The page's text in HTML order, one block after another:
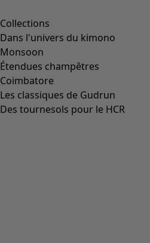
Collections
Dans l'univers du kimono
Monsoon
Étendues champêtres
Coimbatore
Les classiques de Gudrun
Des tournesols pour le HCR